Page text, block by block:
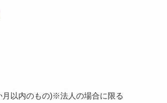
月以内のもの)※法人の場合に限る